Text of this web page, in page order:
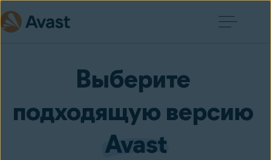
Выберите
подходящую версию
Avast